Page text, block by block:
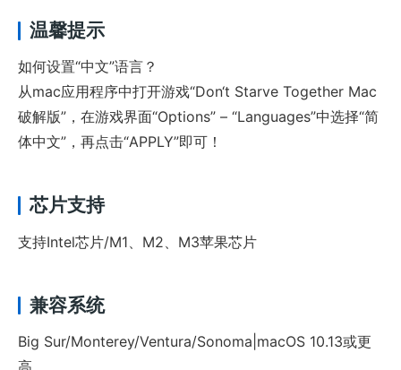
温馨提示
如何设置“中文”语言？
从mac应用程序中打开游戏“Don‘t Starve Together Mac
破解版”，在游戏界面“Options” – “Languages”中选择“简
体中文”，再点击“APPLY”即可！
芯片支持
支持Intel芯片/M1、M2、M3苹果芯片
兼容系统
Big Sur/Monterey/Ventura/Sonoma|macOS 10.13或更
高